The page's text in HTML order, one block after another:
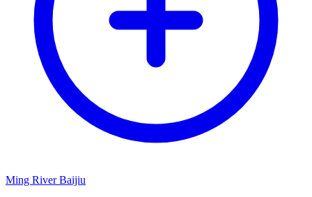
Ming River Baijiu